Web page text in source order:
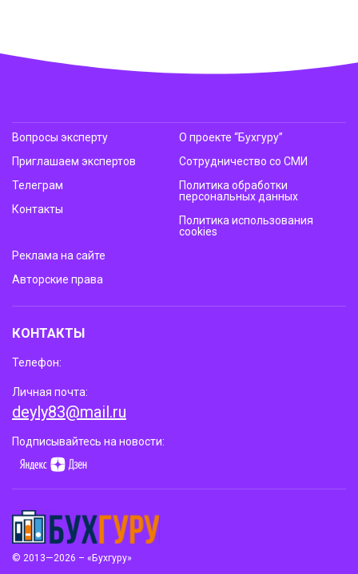
© 2013—2026 – «Бухгуру»
Вопросы эксперту
Приглашаем экспертов
Телеграм
Контакты
О проекте “Бухгуру”
Сотрудничество со СМИ
Политика обработки
персональных данных
Политика использования
cookies
Реклама на сайте
Авторские права
КОНТАКТЫ
Телефон:
Личная почта:
deyly83@mail.ru
Подписывайтесь на новости: